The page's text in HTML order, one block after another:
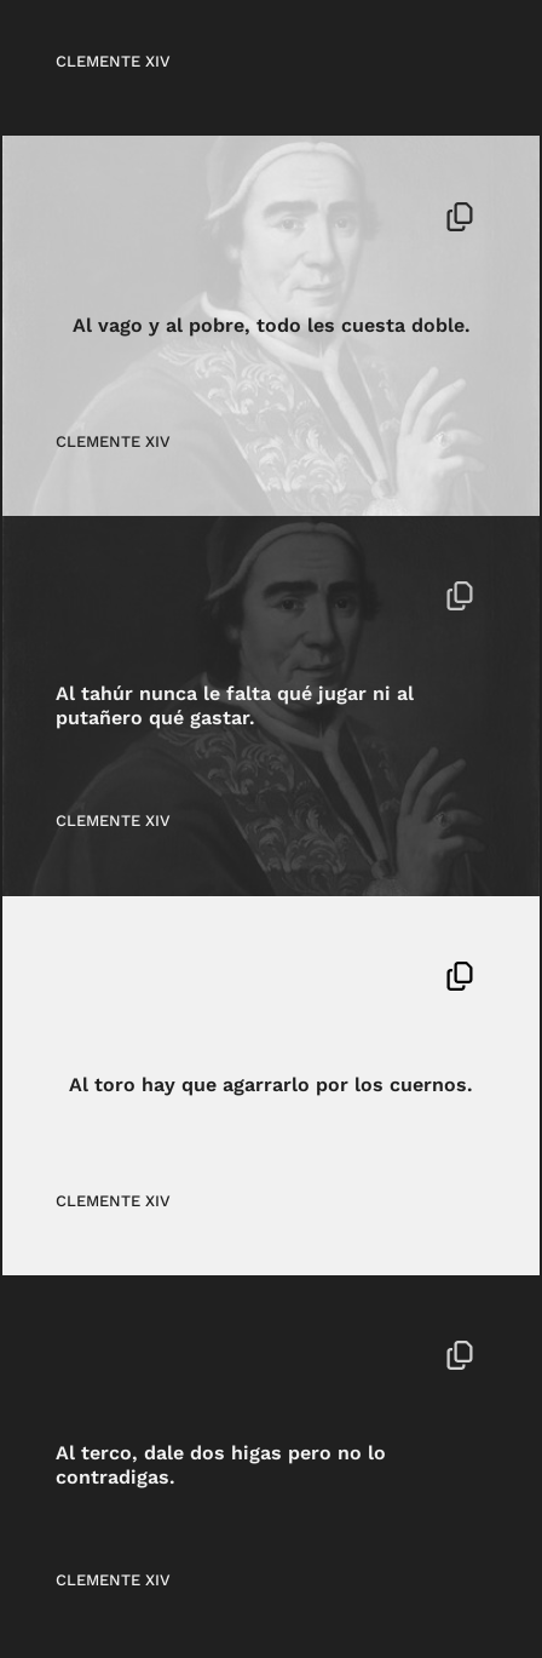
CLEMENTE XIV
Al vago y al pobre, todo les cuesta doble.
CLEMENTE XIV
Al tahúr nunca le falta qué jugar ni al
putañero qué gastar.
CLEMENTE XIV
Al toro hay que agarrarlo por los cuernos.
CLEMENTE XIV
Al terco, dale dos higas pero no lo
contradigas.
CLEMENTE XIV